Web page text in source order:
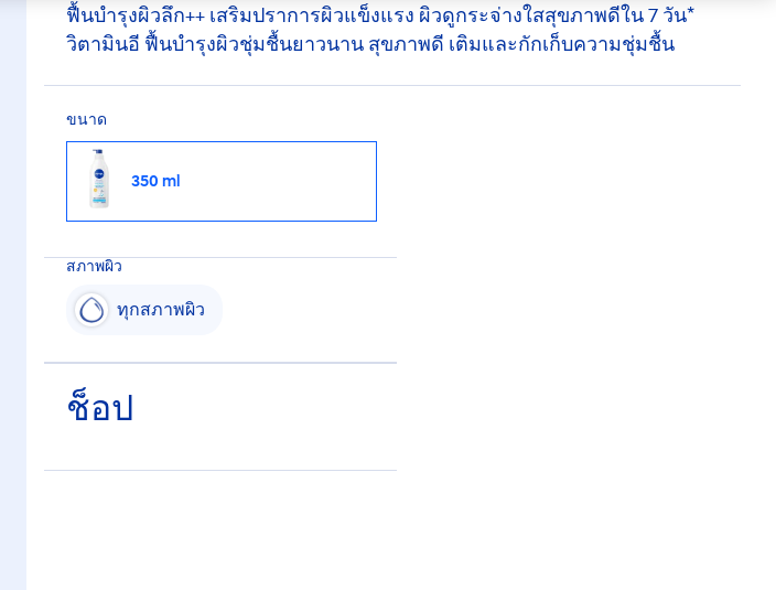
ฟื้นบำรุงผิวลึก++ เสริมปราการผิวแข็งแรง ผิวดูกระจ่างใสสุขภาพดีใน 7 วัน*
วิตามินอี ฟื้นบำรุงผิวชุ่มชื้นยาวนาน สุขภาพดี เติมและกักเก็บความชุ่มชื้น
ขนาด
350 ml
สภาพผิว
ทุกสภาพผิว
ช็อป